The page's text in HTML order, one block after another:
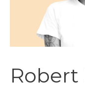
Robert